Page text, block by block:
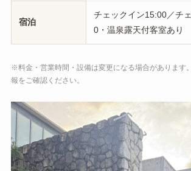
宿泊
チェックイン15:00／チ
0・温泉露天付客室あり
※料金・営業時間・設備は変更になる場合があります
報をご確認ください。